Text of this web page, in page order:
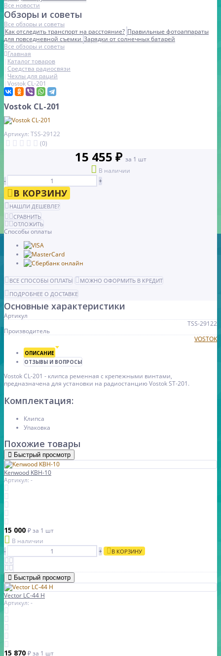
Все новости
Обзоры и советы
Все обзоры и советы
Как отследить транспорт на расстояние? Правильные фотоаппараты
для повседневной съемкиЗарядки от солнечных батарей
Все обзоры и советы
Главная
Каталог товаров
Средства радиосвязи
Чехлы для раций
Vostok CL-201
Vostok CL-201
Артикул: TSS-29122
(0)
15 455 ₽ за 1 шт
В наличии
-
+
В КОРЗИНУ
НАШЛИ ДЕШЕВЛЕ?
СРАВНИТЬ
ОТЛОЖИТЬ
Способы оплаты
ВСЕ СПОСОБЫ ОПЛАТЫ
МОЖНО ОФОРМИТЬ В КРЕДИТ
ПОДРОБНЕЕ О ДОСТАВКЕ
Основные характеристики
Артикул
TSS-29122
Производитель
VOSTOK
ОПИСАНИЕ
ОТЗЫВЫ И ВОПРОСЫ
Vostok CL-201 - клипса ременная с крепежными винтами,
предназначена для установки на радиостанцию Vostok ST-201.
Комплектация:
Клипса
Упаковка
Похожие товары
Быстрый просмотр
Kenwood KBH-10
Артикул: -
15 000 ₽за 1 шт
В наличии
-
+ В КОРЗИНУ
Быстрый просмотр
Vector LC-44 H
Артикул: -
15 870 ₽за 1 шт